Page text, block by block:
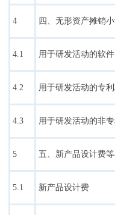
4 四、无形资产摊销
4.1 用于研发活动的软
4.2 用于研发活动的专
4.3 用于研发活动的非
5 五、新产品设计费
5.1 新产品设计费